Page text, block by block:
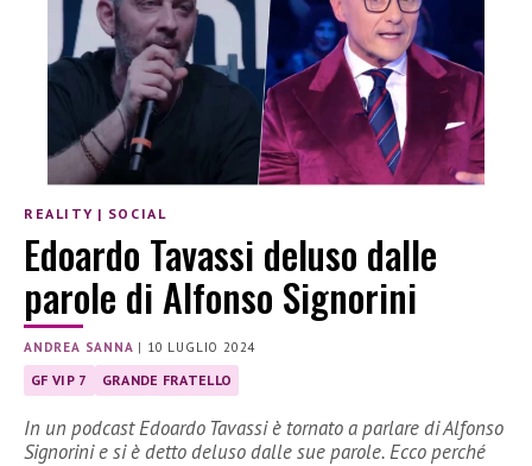
REALITY | SOCIAL
Edoardo Tavassi deluso dalle
parole di Alfonso Signorini
ANDREA SANNA | 10 LUGLIO 2024
GF VIP 7 GRANDE FRATELLO
In un podcast Edoardo Tavassi è tornato a parlare di Alfonso
Signorini e si è detto deluso dalle sue parole. Ecco perché